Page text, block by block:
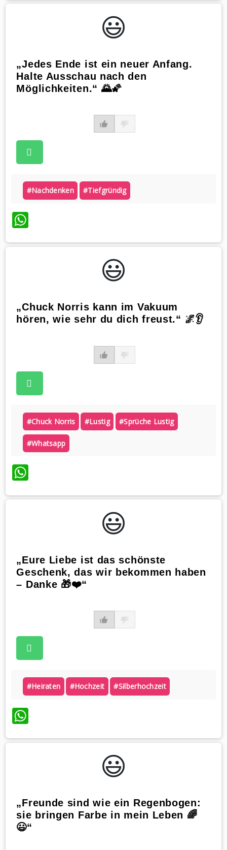
😃️
„Jedes Ende ist ein neuer Anfang.
Halte Ausschau nach den
Möglichkeiten.“ 🌄🌠
#nachdenken #tiefgründig
WhatsApp
😃️
„Chuck Norris kann im Vakuum
hören, wie sehr du dich freust.“ 🌌👂
#chuck Norris #lustig #sprüche Lustig
#whatsapp
WhatsApp
😃️
„Eure Liebe ist das schönste
Geschenk, das wir bekommen haben
– Danke 🎁❤️“
#heiraten #hochzeit #silberhochzeit
WhatsApp
😃️
„Freunde sind wie ein Regenbogen:
sie bringen Farbe in mein Leben 🌈
😃“